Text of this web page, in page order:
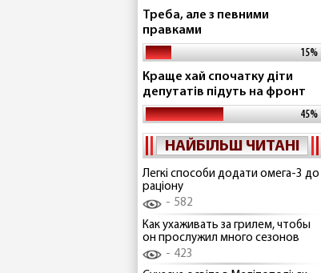
Треба, але з певними
правками
15%
Краще хай спочатку діти
депутатів підуть на фронт
45%
НАЙБІЛЬШ ЧИТАНІ
Легкі способи додати омега-3 до
раціону
582
Как ухаживать за грилем, чтобы
он прослужил много сезонов
423